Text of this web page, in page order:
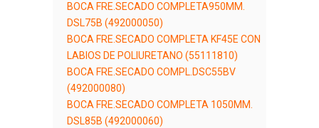
BOCA FRE.SECADO COMPLETA950MM.
DSL75B (492000050)
BOCA FRE.SECADO COMPLETA KF45E CON
LABIOS DE POLIURETANO (55111810)
BOCA FRE.SECADO COMPL.DSC55BV
(492000080)
BOCA FRE.SECADO COMPLETA 1050MM.
DSL85B (492000060)